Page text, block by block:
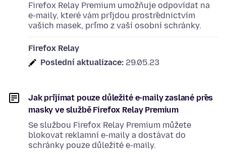
Firefox Relay Premium umožňuje odpovídat na
e-maily, které vám přijdou prostřednictvím
vašich masek, přímo z vaší osobní schránky.
Firefox Relay
Poslední aktualizace: 29.05.23
Jak přijímat pouze důležité e-maily zaslané přes
masky ve službě Firefox Relay Premium
Se službou Firefox Relay Premium můžete
blokovat reklamní e-maily a dostávat do
schránky pouze důležité e-maily.